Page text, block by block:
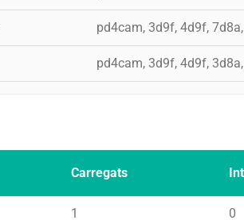
pd4cam, 3d9f, 4d9f,
pd4cam, 3d9f, 4d9f,
Carregats
1 0